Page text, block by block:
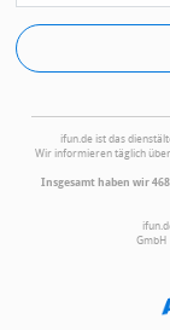
ifun.de ist das
Wir informieren täglich
Insgesamt haben wir
GmbH